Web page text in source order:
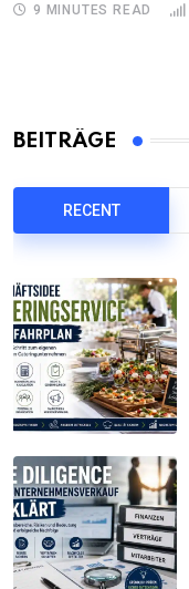
9 MINUTES READ
BEITRÄGE
RECENT